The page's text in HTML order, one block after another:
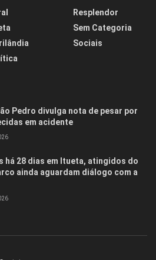
Resplendor
Sem Categoria
Sociais
Pedro divulga nota de pesar por
em acidente
há 28 dias em Itueta, atingidos do
ainda aguardam diálogo com a